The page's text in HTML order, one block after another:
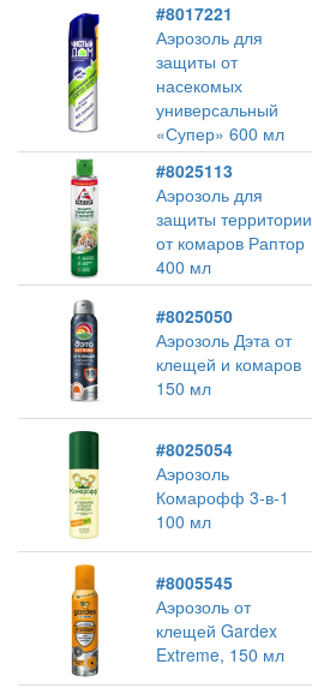
#8017221
Аэрозоль для
защиты от
насекомых
универсальный
«Супер» 600 мл
#8025113
Аэрозоль для
защиты территории
от комаров Раптор
400 мл
#8025050
Аэрозоль Дэта от
клещей и комаров
150 мл
#8025054
Аэрозоль
Комарофф 3-в-1
100 мл
#8005545
Аэрозоль от
клещей Gardex
Extreme, 150 мл